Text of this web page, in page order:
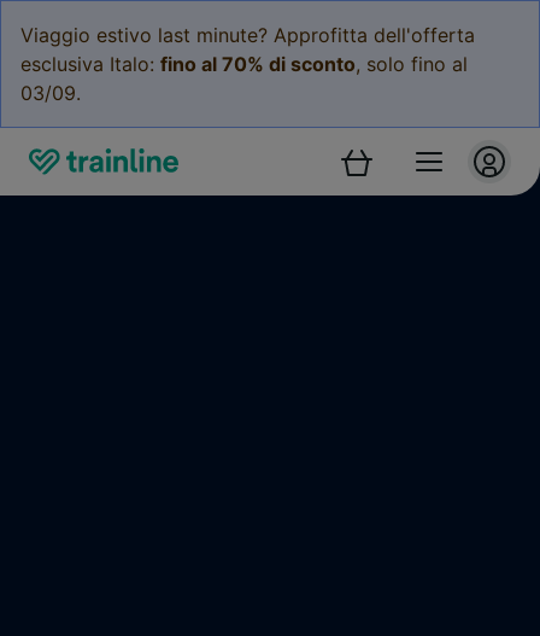
Viaggio estivo last minute? Approfitta dell'offerta
esclusiva Italo: fino al 70% di sconto, solo fino al
03/09.